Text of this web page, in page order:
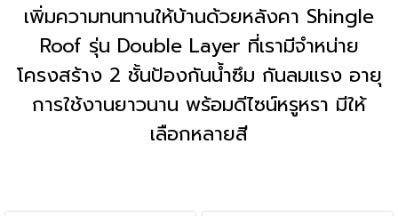
เพิ่มความทนทานให้บ้านด้วยหลังคา Shingle
Roof รุ่น Double Layer ที่เรามีจำหน่าย
โครงสร้าง 2 ชั้นป้องกันน้ำซึม กันลมแรง อายุ
การใช้งานยาวนาน พร้อมดีไซน์หรูหรา มีให้
เลือกหลายสี